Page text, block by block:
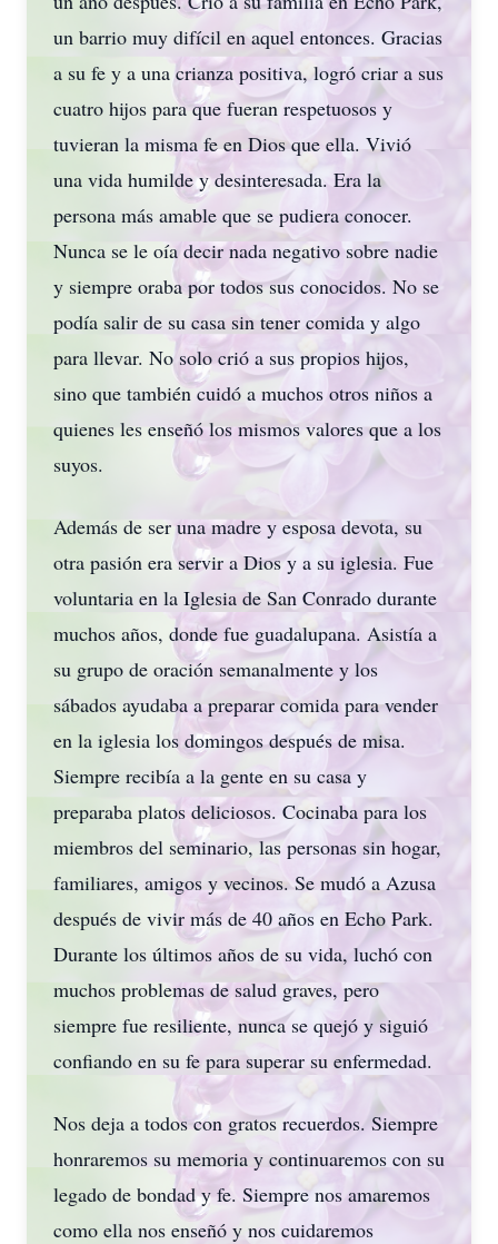
un barrio muy difícil en aquel entonces. Gracias
a su fe y a una crianza positiva, logró criar a sus
cuatro hijos para que fueran respetuosos y
tuvieran la misma fe en Dios que ella. Vivió
una vida humilde y desinteresada. Era la
persona más amable que se pudiera conocer.
Nunca se le oía decir nada negativo sobre nadie
y siempre oraba por todos sus conocidos. No se
podía salir de su casa sin tener comida y algo
para llevar. No solo crió a sus propios hijos,
sino que también cuidó a muchos otros niños a
quienes les enseñó los mismos valores que a los
suyos.
Además de ser una madre y esposa devota, su
otra pasión era servir a Dios y a su iglesia. Fue
voluntaria en la Iglesia de San Conrado durante
muchos años, donde fue guadalupana. Asistía a
su grupo de oración semanalmente y los
sábados ayudaba a preparar comida para vender
en la iglesia los domingos después de misa.
Siempre recibía a la gente en su casa y
preparaba platos deliciosos. Cocinaba para los
miembros del seminario, las personas sin hogar,
familiares, amigos y vecinos. Se mudó a Azusa
después de vivir más de 40 años en Echo Park.
Durante los últimos años de su vida, luchó con
muchos problemas de salud graves, pero
siempre fue resiliente, nunca se quejó y siguió
confiando en su fe para superar su enfermedad.
Nos deja a todos con gratos recuerdos. Siempre
honraremos su memoria y continuaremos con su
legado de bondad y fe. Siempre nos amaremos
como ella nos enseñó y nos cuidaremos